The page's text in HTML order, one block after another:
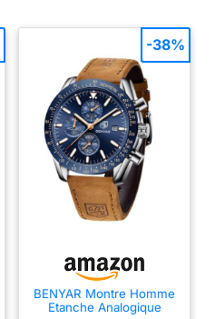
BENYAR Montre Homme
Etanche Analogique
-38%